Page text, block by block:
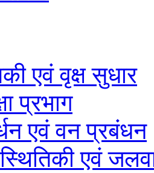
एवं वृक्ष सुधार
प्रभाग
एवं वन प्रबंधन
एवं